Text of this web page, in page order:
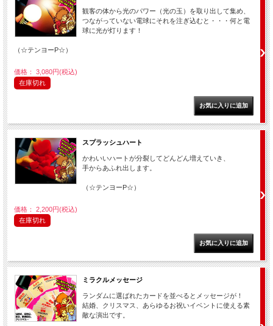
観客の体から光のパワー（光の玉）を取り出して集め、
つながっていない電球にそれを注ぎ込むと・・・何と電
球に光が灯ります！
（☆テンヨーP☆）
価格： 3,080円(税込)
在庫切れ
スプラッシュハート
かわいいハートが分裂してどんどん増えていき、
手からあふれ出します。
（☆テンヨーP☆）
価格： 2,200円(税込)
在庫切れ
ミラクルメッセージ
ランダムに選ばれたカードを並べるとメッセージが！
結婚、クリスマス、あらゆるお祝いイベントに使える素
敵な演出です。